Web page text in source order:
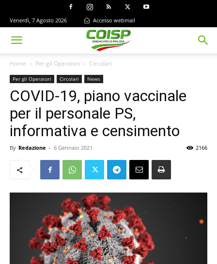
Venerdì, 7 Agosto 2026 Accesso webmail
Home Per gli Operatori Circolari
Per gli Operatori Circolari News
COVID-19, piano vaccinale
per il personale PS,
informativa e censimento
By Redazione - 6 Gennaio 2021 2166